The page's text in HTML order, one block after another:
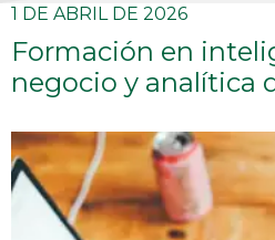
1 DE ABRIL DE 2026
Formación en
negocio y analítica